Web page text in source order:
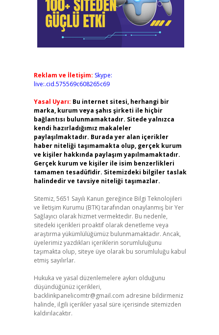
Reklam ve İletişim: Skype:
live:.cid.575569c608265c69
Yasal Uyarı: Bu internet sitesi, herhangi bir
marka, kurum veya şahıs şirketi ile hiçbir
bağlantısı bulunmamaktadır. Sitede yalnızca
kendi hazırladığımız makaleler
paylaşılmaktadır. Burada yer alan içerikler
haber niteliği taşımamakta olup, gerçek kurum
ve kişiler hakkında paylaşım yapılmamaktadır.
Gerçek kurum ve kişiler ile isim benzerlikleri
tamamen tesadüfidir. Sitemizdeki bilgiler taslak
halindedir ve tavsiye niteliği taşımazlar.
Sitemiz, 5651 Sayılı Kanun gereğince Bilgi Teknolojileri
ve İletişim Kurumu (BTK) tarafından onaylanmış bir Yer
Sağlayıcı olarak hizmet vermektedir. Bu nedenle,
sitedeki içerikleri proaktif olarak denetleme veya
araştırma yükümlülüğümüz bulunmamaktadır. Ancak,
üyelerimiz yazdıkları içeriklerin sorumluluğunu
taşımakta olup, siteye üye olarak bu sorumluluğu kabul
etmiş sayılırlar.
Hukuka ve yasal düzenlemelere aykırı olduğunu
düşündüğünüz içerikleri,
backlinkpanelicomtr@gmail.com adresine bildirmeniz
halinde, ilgili içerikler yasal süre içerisinde sitemizden
kaldırılacaktır.